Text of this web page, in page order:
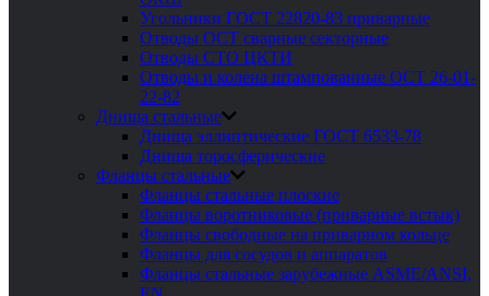
Угольники ГОСТ 22820-83 приварные
Отводы ОСТ сварные секторные
Отводы СТО ЦКТИ
Отводы и колена штампованные ОСТ 26-01-
22-82
Днища стальные
Днища эллиптические ГОСТ 6533-78
Днища торосферические
Фланцы стальные
Фланцы стальные плоские
Фланцы воротниковые (приварные встык)
Фланцы свободные на приварном кольце
Фланцы для сосудов и аппаратов
Фланцы стальные зарубежные ASME/ANSI,